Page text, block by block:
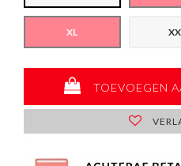
XL
TOEVOEGEN